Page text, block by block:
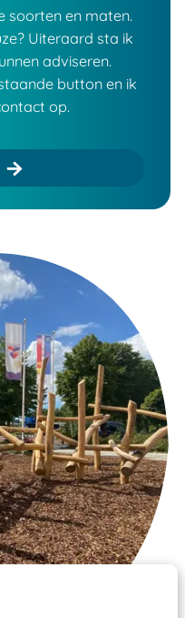
soorten en maten.
Uiteraard sta ik
adviseren.
button en ik
op.